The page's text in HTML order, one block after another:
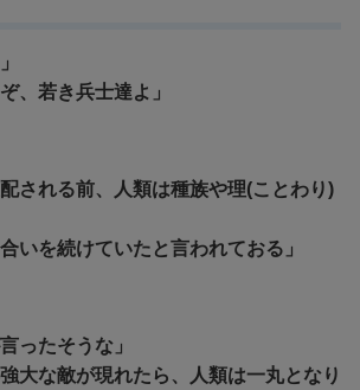
、若き兵士達よ」
配される前、人類は種族や理(ことわり)
いを続けていたと言われておる」
ったそうな」
大な敵が現れたら、人類は一丸となり